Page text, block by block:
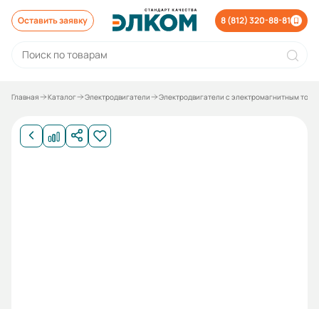
Оставить заявку 8 (812) 320-88-81
Главная Каталог Электродвигатели Электродвигатели с электромагнитным